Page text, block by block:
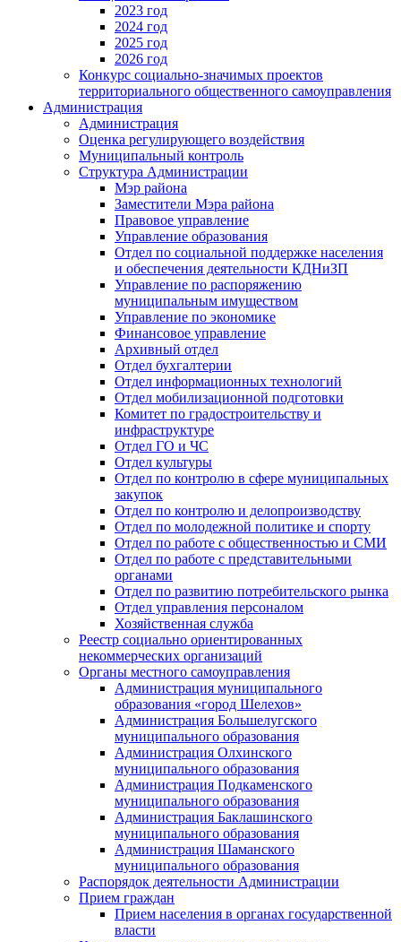
2023 год
2024 год
2025 год
2026 год
Конкурс социально-значимых проектов
территориального общественного самоуправления
Администрация
Администрация
Оценка регулирующего воздействия
Муниципальный контроль
Структура Администрации
Мэр района
Заместители Мэра района
Правовое управление
Управление образования
Отдел по социальной поддержке населения
и обеспечения деятельности КДНиЗП
Управление по распоряжению
муниципальным имуществом
Управление по экономике
Финансовое управление
Архивный отдел
Отдел бухгалтерии
Отдел информационных технологий
Отдел мобилизационной подготовки
Комитет по градостроительству и
инфраструктуре
Отдел ГО и ЧС
Отдел культуры
Отдел по контролю в сфере муниципальных
закупок
Отдел по контролю и делопроизводству
Отдел по молодежной политике и спорту
Отдел по работе с общественностью и СМИ
Отдел по работе с представительными
органами
Отдел по развитию потребительского рынка
Отдел управления персоналом
Хозяйственная служба
Реестр социально ориентированных
некоммерческих организаций
Органы местного самоуправления
Администрация муниципального
образования «город Шелехов»
Администрация Большелугского
муниципального образования
Администрация Олхинского
муниципального образования
Администрация Подкаменского
муниципального образования
Администрация Баклашинского
муниципального образования
Администрация Шаманского
муниципального образования
Распорядок деятельности Администрации
Прием граждан
Прием населения в органах государственной
власти